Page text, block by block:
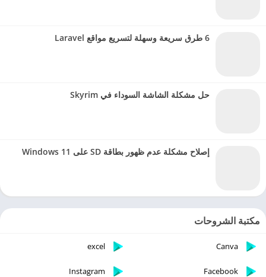
6 طرق سريعة وسهلة لتسريع مواقع Laravel
حل مشكلة الشاشة السوداء في Skyrim
إصلاح مشكلة عدم ظهور بطاقة SD على Windows 11
مكتبة الشروحات
Canva
excel
Facebook
Instagram